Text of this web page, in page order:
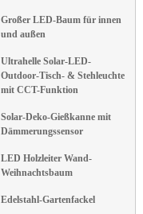
Großer LED-Baum für innen
und außen
Ultrahelle Solar-LED-
Outdoor-Tisch- & Stehleuchte
mit CCT-Funktion
Solar-Deko-Gießkanne mit
Dämmerungssensor
LED Holzleiter Wand-
Weihnachtsbaum
Edelstahl-Gartenfackel